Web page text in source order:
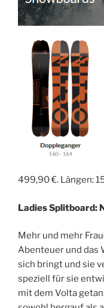
499,90 €. Längen:
Ladies Splitboard:
Mehr und mehr
Abenteuer und das
sich bringt und sie
speziell für sie
mit dem Volta